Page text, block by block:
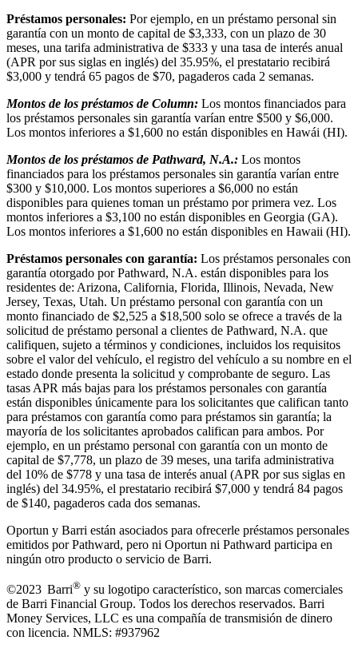
Préstamos personales: Por ejemplo, en un préstamo personal sin
garantía con un monto de capital de $3,333, con un plazo de 30
meses, una tarifa administrativa de $333 y una tasa de interés anual
(APR por sus siglas en inglés) del 35.95%, el prestatario recibirá
$3,000 y tendrá 65 pagos de $70, pagaderos cada 2 semanas.
Montos de los préstamos de Column: Los montos financiados para
los préstamos personales sin garantía varían entre $500 y $6,000.
Los montos inferiores a $1,600 no están disponibles en Hawái (HI).
Montos de los préstamos de Pathward, N.A.: Los montos
financiados para los préstamos personales sin garantía varían entre
$300 y $10,000. Los montos superiores a $6,000 no están
disponibles para quienes toman un préstamo por primera vez. Los
montos inferiores a $3,100 no están disponibles en Georgia (GA).
Los montos inferiores a $1,600 no están disponibles en Hawaii (HI).
Préstamos personales con garantía: Los préstamos personales con
garantía otorgado por Pathward, N.A. están disponibles para los
residentes de: Arizona, California, Florida, Illinois, Nevada, New
Jersey, Texas, Utah. Un préstamo personal con garantía con un
monto financiado de $2,525 a $18,500 solo se ofrece a través de la
solicitud de préstamo personal a clientes de Pathward, N.A. que
califiquen, sujeto a términos y condiciones, incluidos los requisitos
sobre el valor del vehículo, el registro del vehículo a su nombre en el
estado donde presenta la solicitud y comprobante de seguro. Las
tasas APR más bajas para los préstamos personales con garantía
están disponibles únicamente para los solicitantes que califican tanto
para préstamos con garantía como para préstamos sin garantía; la
mayoría de los solicitantes aprobados califican para ambos. Por
ejemplo, en un préstamo personal con garantía con un monto de
capital de $7,778, un plazo de 39 meses, una tarifa administrativa
del 10% de $778 y una tasa de interés anual (APR por sus siglas en
inglés) del 34.95%, el prestatario recibirá $7,000 y tendrá 84 pagos
de $140, pagaderos cada dos semanas.
Oportun y Barri están asociados para ofrecerle préstamos personales
emitidos por Pathward, pero ni Oportun ni Pathward participa en
ningún otro producto o servicio de Barri.
©2023 Barri® y su logotipo característico, son marcas comerciales
de Barri Financial Group. Todos los derechos reservados. Barri
Money Services, LLC es una compañía de transmisión de dinero
con licencia. NMLS: #937962